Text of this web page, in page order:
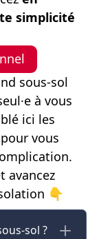
simplicité
sous-sol
à vous
ici les
vous
avancez
👇
sol ?